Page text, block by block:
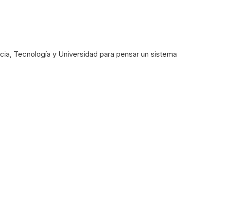
Tecnología y Universidad para pensar un sistema